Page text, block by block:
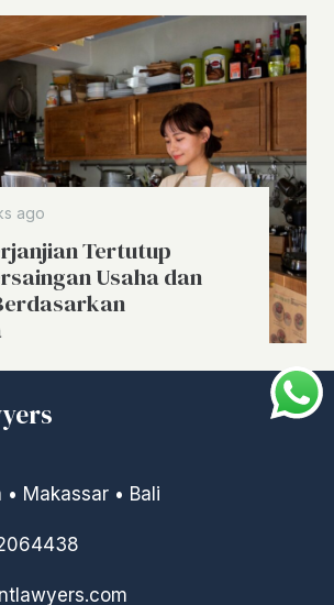
ago
Tertutup
Usaha dan
• Makassar • Bali